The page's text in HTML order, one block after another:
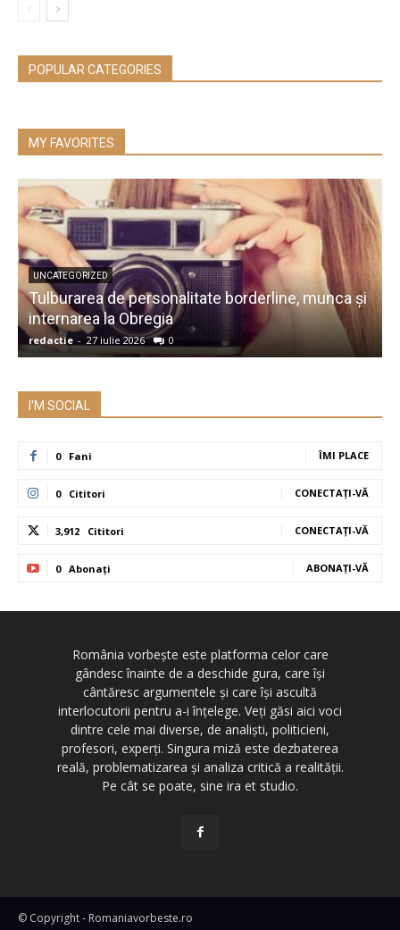
POPULAR CATEGORIES
MY FAVORITES
UNCATEGORIZED
Tulburarea de personalitate borderline, munca și
internarea la Obregia
redactie - 27 iulie 2026 0
I'M SOCIAL
0 Fani ÎMI PLACE
0 Cititori CONECTAȚI-VĂ
3,912 Cititori CONECTAȚI-VĂ
0 Abonați ABONAȚI-VĂ
România vorbește este platforma celor care
gândesc înainte de a deschide gura, care își
cântăresc argumentele și care își ascultă
interlocutorii pentru a-i înțelege. Veți găsi aici voci
dintre cele mai diverse, de analiști, politicieni,
profesori, experți. Singura miză este dezbaterea
reală, problematizarea și analiza critică a realității.
Pe cât se poate, sine ira et studio.
© Copyright - Romaniavorbeste.ro